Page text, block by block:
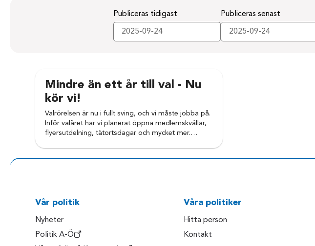
Publiceras tidigast Publiceras senast
Mindre än ett år till val - Nu
kör vi!
Valrörelsen är nu i fullt sving, och vi måste jobba på.
Inför valåret har vi planerat öppna medlemskvällar,
flyersutdelning, tätortsdagar och mycket mer.…
Vår politik
Nyheter
Politik A-Ö
Våra politiker
Hitta person
Kontakt